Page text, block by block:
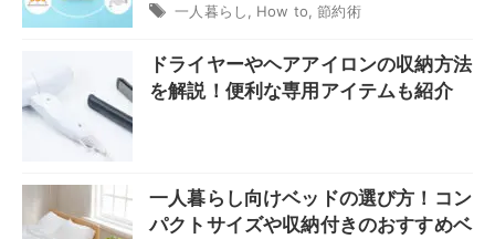
一人暮らし How to ,節約術
ドライヤーやヘアアイロンの収納方法
を解説！便利な専用アイテムも紹介
一人暮らし向けベッドの選び方！コン
パクトサイズや収納付きのおすすめベ